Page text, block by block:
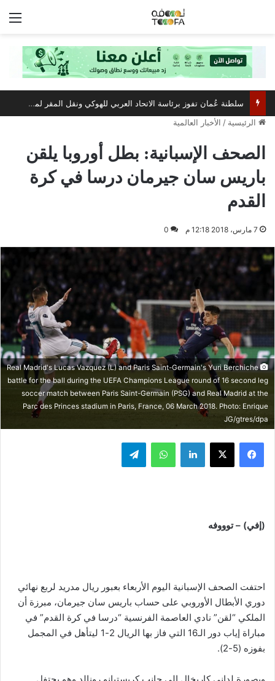
الرئيسية / الأخبار العالمية
الصحف الإسبانية: بطل أوروبا يلقن
باريس سان جيرمان درسا في كرة
القدم
7 مارس، 2018 12:18 م 0
Real Madrid's Lucas Vazquez (L) and Paris Saint-Germain's Yuri Berchiche
battle for the ball during the UEFA Champions League round of 16 second leg
soccer match between Paris Saint-Germain (PSG) and Real Madrid at the
Parc des Princes stadium in Paris, France, 06 March 2018. Photo: Enrique
JG/gtres/dpa
فيسبوك ‫X لينكدإن واتساب تيلقرام
(إفي) – توووفه
احتفت الصحف الإسبانية اليوم الأربعاء بعبور ريال مدريد لربع نهائي
دوري الأبطال الأوروبي على حساب باريس سان جيرمان، مبرزة أن
الملكي “لقن” نادي العاصمة الفرنسية “درسا في كرة القدم” في
مباراة إياب دور الـ16 التي فاز بها الريال 2-1 ليتأهل في المجمل
بفوزه (5-2).